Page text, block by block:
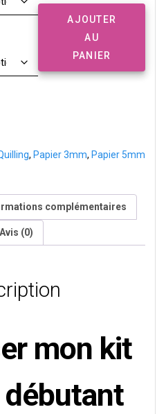
quantité
kit
bois
AJOUTER
AU
PANIER
, Papier 3mm, Papier 5mm
complémentaires
Avis (0)
mon kit